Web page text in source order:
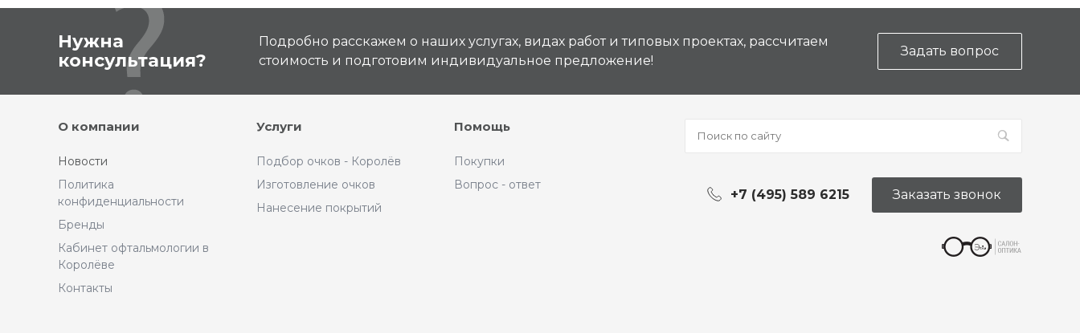
Нужна
консультация?
Подробно расскажем о наших услугах, видах работ и типовых проектах, рассчитаем
стоимость и подготовим индивидуальное предложение!
Задать вопрос
О компании
Новости
Политика
конфиденциальности
Бренды
Кабинет офтальмологии в
Королёве
Контакты
Услуги
Подбор очков - Королёв
Изготовление очков
Нанесение покрытий
Помощь
Покупки
Вопрос - ответ
+7 (495) 589 6215 Заказать звонок